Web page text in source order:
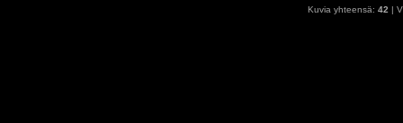
Kuvia yhteensä: 42 |